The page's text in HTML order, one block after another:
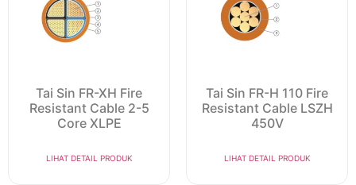
Tai Sin FR-XH Fire
Resistant Cable 2-5
Core XLPE
LIHAT DETAIL PRODUK
Tai Sin FR-H 110 Fire
Resistant Cable LSZH
450V
LIHAT DETAIL PRODUK